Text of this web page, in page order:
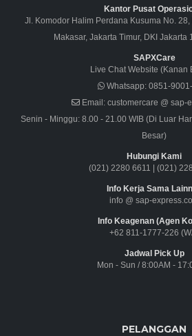
Kantor Pusat
Jl. Komodor Halim Perdana Kusuma No. 28,
Makasar, Jakarta Timur, DKI Jakarta
SAPXCare
Live Chat Website (Kanan
Whatsapp:0851-
Email: customercare @ sap-
Senin - Minggu: 8.00 - 21.00 WIB (Di Luar
Besar)
Hubungi Kami
(021) 2280 6611 | (021)
Info Kerja Sama
info @ sap-
Info Keagenan (Agen
+62 811-1777-226
Jadwal Pick Up
Mon - Sun / 8:00AM -
PELANGGAN